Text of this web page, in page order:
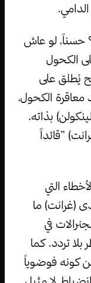
حسناً، لو عاش
الكحول
يُطلق على
الكحول،
بذاته،
”قائداً
التي
(غرانت) ما
في
تردد. كما
كونه فوضوياً